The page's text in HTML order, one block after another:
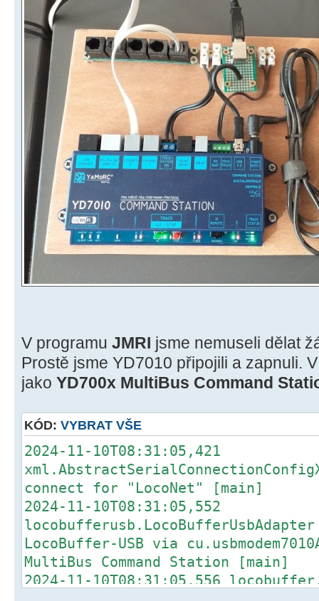
V programu JMRI jsme nemuseli dělat
Prostě jsme YD7010 připojili a zapnuli.
jako YD700x MultiBus Command
KÓD: VYBRAT VŠE
2024-11-10T08:31:05,421
connect for "LocoNet" [main]
2024-11-10T08:31:05,552
LocoBuffer-USB via
MultiBus Command Station [main]
2024-11-10T08:31:05,556